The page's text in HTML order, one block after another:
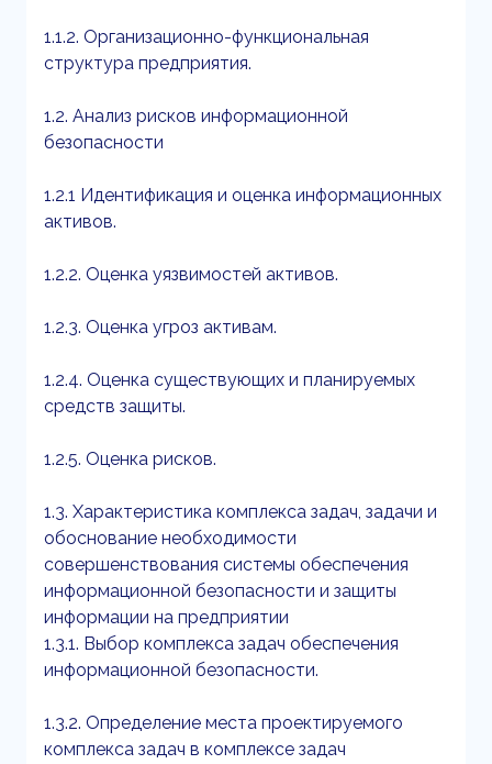
1.1.2. Организационно-функциональная
структура предприятия.
1.2. Анализ рисков информационной
безопасности
1.2.1 Идентификация и оценка информационных
активов.
1.2.2. Оценка уязвимостей активов.
1.2.3. Оценка угроз активам.
1.2.4. Оценка существующих и планируемых
средств защиты.
1.2.5. Оценка рисков.
1.3. Характеристика комплекса задач, задачи и
обоснование необходимости
совершенствования системы обеспечения
информационной безопасности и защиты
информации на предприятии
1.3.1. Выбор комплекса задач обеспечения
информационной безопасности.
1.3.2. Определение места проектируемого
комплекса задач в комплексе задач